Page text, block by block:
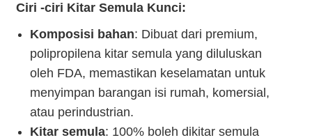
Ciri -ciri Kitar Semula Kunci:
Komposisi bahan: Dibuat dari premium,
polipropilena kitar semula yang diluluskan
oleh FDA, memastikan keselamatan untuk
menyimpan barangan isi rumah, komersial,
atau perindustrian.
Kitar semula: 100% boleh dikitar semula